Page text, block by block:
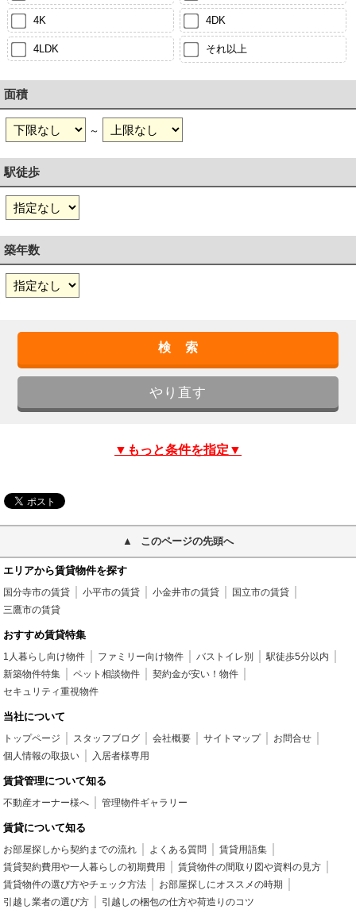
4K 4DK
4LDK それ以上
面積
～
駅徒歩
築年数
▼もっと条件を指定▼
このページの先頭へ
エリアから賃貸物件を探す
国分寺市の賃貸 小平市の賃貸 小金井市の賃貸
国立市の賃貸
三鷹市の賃貸
おすすめ賃貸特集
1人暮らし向け物件 ファミリー向け物件 バストイレ別
駅徒歩5分以内
新築物件特集
ペット相談物件
契約金が安い！物件
セキュリティ重視物件
当社について
トップページ スタッフブログ 会社概要 サイトマップ
お問合せ
個人情報の取扱い
入居者様専用
賃貸管理について知る
不動産オーナー様へ 管理物件ギャラリー
賃貸について知る
お部屋探しから契約までの流れ よくある質問
賃貸用語集
賃貸契約費用や一人暮らしの初期費用
賃貸物件の間取り図や資料の見方
賃貸物件の選び方やチェック方法
お部屋探しにオススメの時期
引越し業者の選び方
引越しの梱包の仕方や荷造りのコツ